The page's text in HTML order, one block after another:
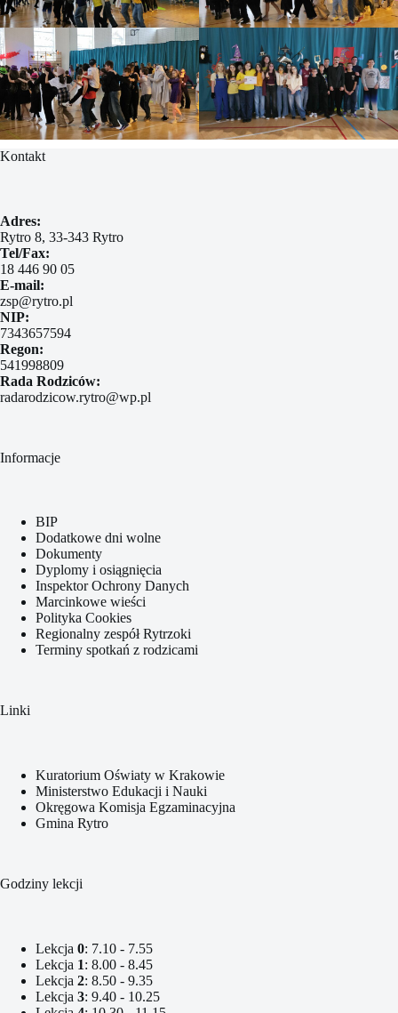
Kontakt
Adres:
Rytro 8, 33-343 Rytro
Tel/Fax:
18 446 90 05
E-mail:
zsp@rytro.pl
NIP:
7343657594
Regon:
541998809
Rada Rodziców:
radarodzicow.rytro@wp.pl
Informacje
BIP
Dodatkowe dni wolne
Dokumenty
Dyplomy i osiągnięcia
Inspektor Ochrony Danych
Marcinkowe wieści
Polityka Cookies
Regionalny zespół Rytrzoki
Terminy spotkań z rodzicami
Linki
Kuratorium Oświaty w Krakowie
Ministerstwo Edukacji i Nauki
Okręgowa Komisja Egzaminacyjna
Gmina Rytro
Godziny lekcji
Lekcja 0: 7.10 - 7.55
Lekcja 1: 8.00 - 8.45
Lekcja 2: 8.50 - 9.35
Lekcja 3: 9.40 - 10.25